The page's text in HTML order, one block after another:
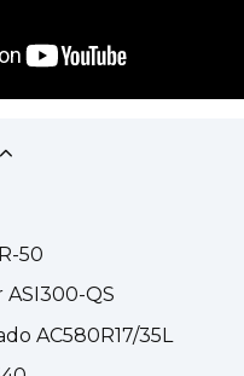
50
ASI300-QS
AC580R17/35L